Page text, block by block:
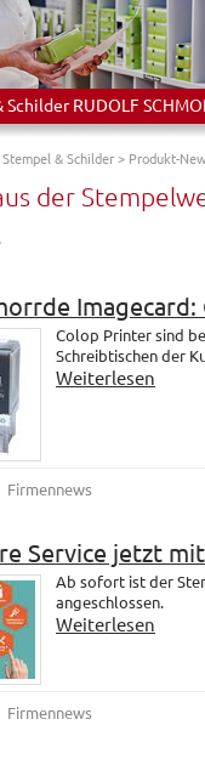
RUDOLF
Stempel & Schilder> Produkt-
der
Colop Printer sind
Schreibtischen der
Weiterlesen
Firmennews
Service jetzt
Ab sofort ist der
angeschlossen.
Weiterlesen
Firmennews